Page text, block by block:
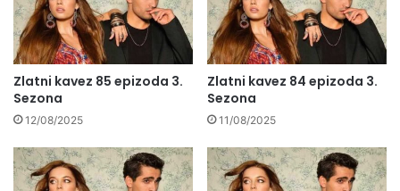
Zlatni kavez 85 epizoda 3.
Sezona
12/08/2025
Zlatni kavez 84 epizoda 3.
Sezona
11/08/2025